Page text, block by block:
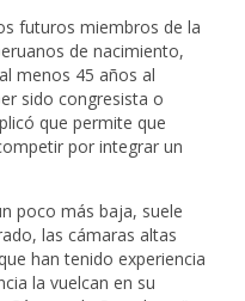
futuros miembros de la
de nacimiento,
menos 45 años al
sido congresista o
que permite que
por integrar un
poco más baja, suele
las cámaras altas
han tenido experiencia
la vuelcan en su